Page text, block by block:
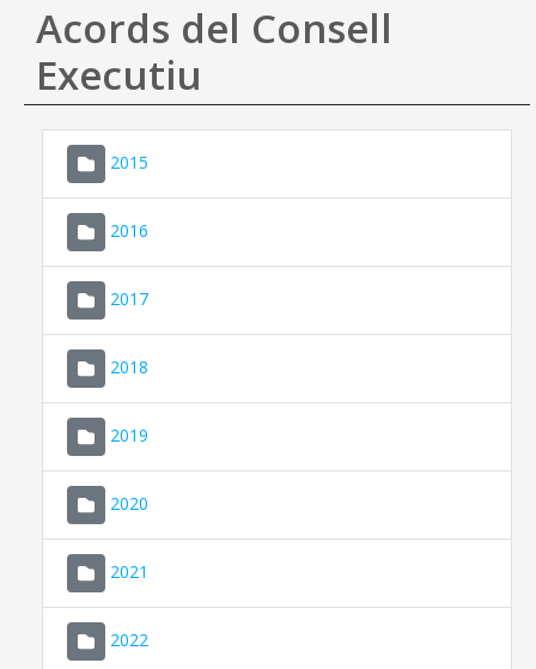
Ajuda
Acords del Consell
Executiu
2015
2016
2017
2018
2019
2020
2021
2022